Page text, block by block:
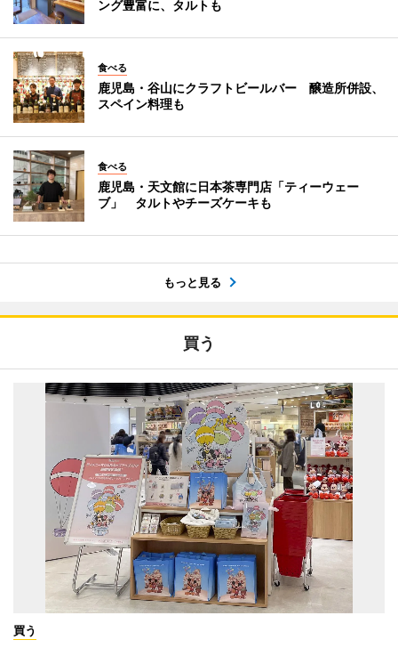
ング豊富に、タルトも
食べる
鹿児島・谷山にクラフトビールバー 醸造所併設、
スペイン料理も
食べる
鹿児島・天文館に日本茶専門店「ティーウェー
ブ」 タルトやチーズケーキも
もっと見る
買う
買う